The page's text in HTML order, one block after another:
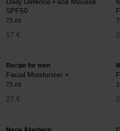
SPF50
75 ml
17 €
Recipe for men
Facial Moisturizer +
75 ml
27 €